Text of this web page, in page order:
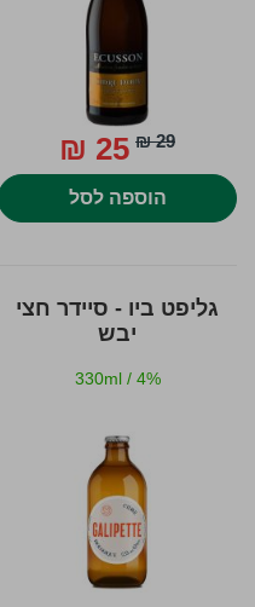
29 ₪
25 ₪
הוספה לסל
גליפט ביו - סיידר חצי
יבש
330ml / 4%